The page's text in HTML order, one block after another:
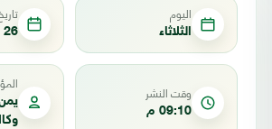
اليوم
الثلاثاء 26 سبتمبر 2017
وقت النشر
09:10 م